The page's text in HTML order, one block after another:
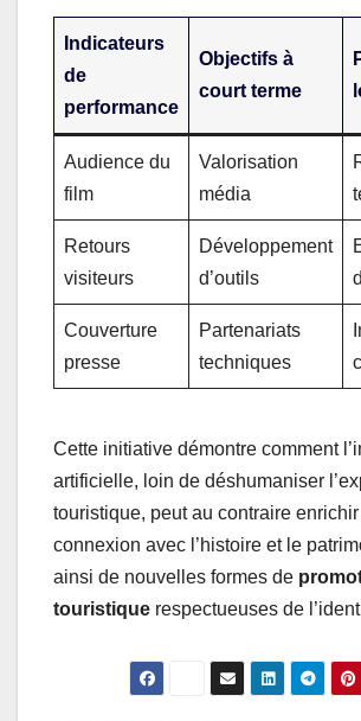
Indicateurs
de
performance
Objectifs à
court terme
Audience du
film
Valorisation
média
Retours
visiteurs
Développement
d’outils
Couverture
presse
Partenariats
techniques
Cette initiative démontre comment
artificielle, loin de déshumaniser
touristique, peut au contraire
connexion avec l’histoire et le
ainsi de nouvelles formes de
touristique respectueuses de